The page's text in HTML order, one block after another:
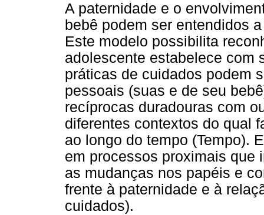
A paternidade e o
bebê podem ser entendidos
Este modelo possibilita
adolescente estabelece com
práticas de cuidados podem
pessoais (suas e de seu
recíprocas duradouras com
diferentes contextos do qual
ao longo do tempo (Tempo).
em processos proximais que
as mudanças nos papéis e
frente à paternidade e à
cuidados).